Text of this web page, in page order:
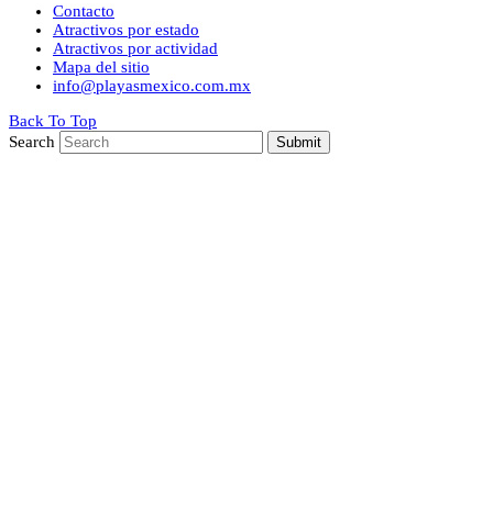
Contacto
Atractivos por estado
Atractivos por actividad
Mapa del sitio
info@playasmexico.com.mx
Back To Top
Search
Submit